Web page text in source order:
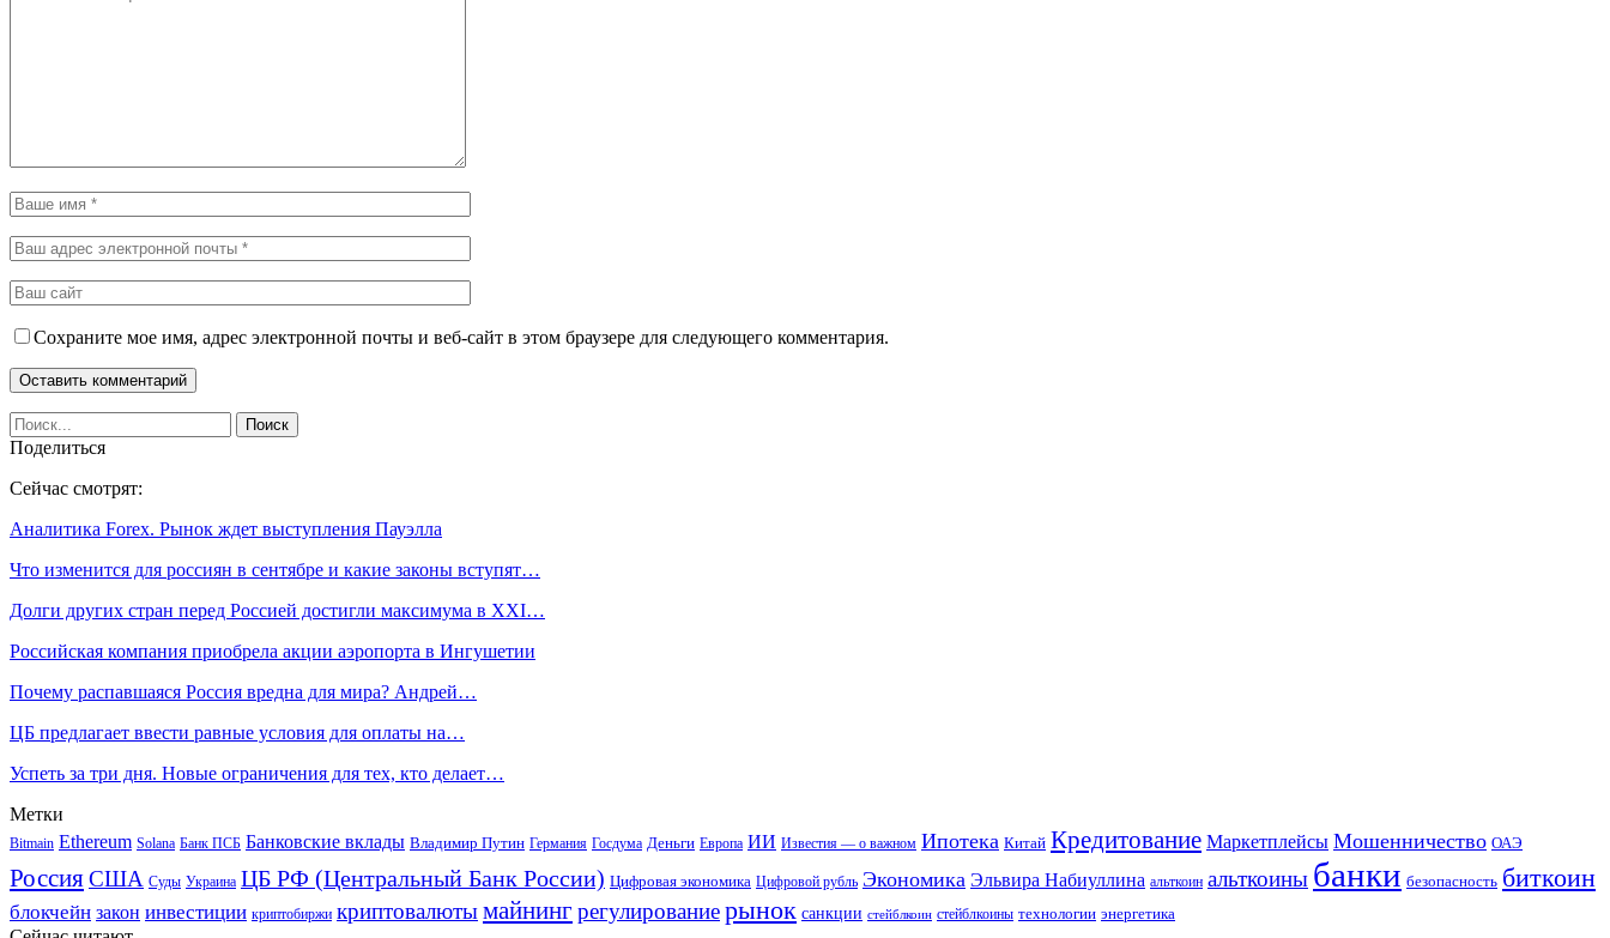
Сохраните мое имя, адрес электронной почты и веб-сайт в этом браузере для следующего комментария.
Поделиться
Сейчас смотрят:
Аналитика Forex. Рынок ждет выступления Пауэлла
Что изменится для россиян в сентябре и какие законы вступят…
Долги других стран перед Россией достигли максимума в XXI…
Российская компания приобрела акции аэропорта в Ингушетии
Почему распавшаяся Россия вредна для мира? Андрей…
ЦБ предлагает ввести равные условия для оплаты на…
Успеть за три дня. Новые ограничения для тех, кто делает…
Метки
Bitmain Ethereum Solana Банк ПСБ Банковские вклады Владимир Путин Германия Госдума Деньги Европа ИИ Известия — о важном Ипотека Китай Кредитование Маркетплейсы Мошенничество ОАЭ
РоссияСША Суды Украина ЦБ РФ (Центральный Банк России) Цифровая экономика Цифровой рубль Экономика Эльвира Набиуллина альткоин альткоины банки безопасность биткоин
блокчейн закон инвестиции криптобиржи криптовалютымайнинг регулированиерынок санкции стейблкоин стейблкоины технологии энергетика